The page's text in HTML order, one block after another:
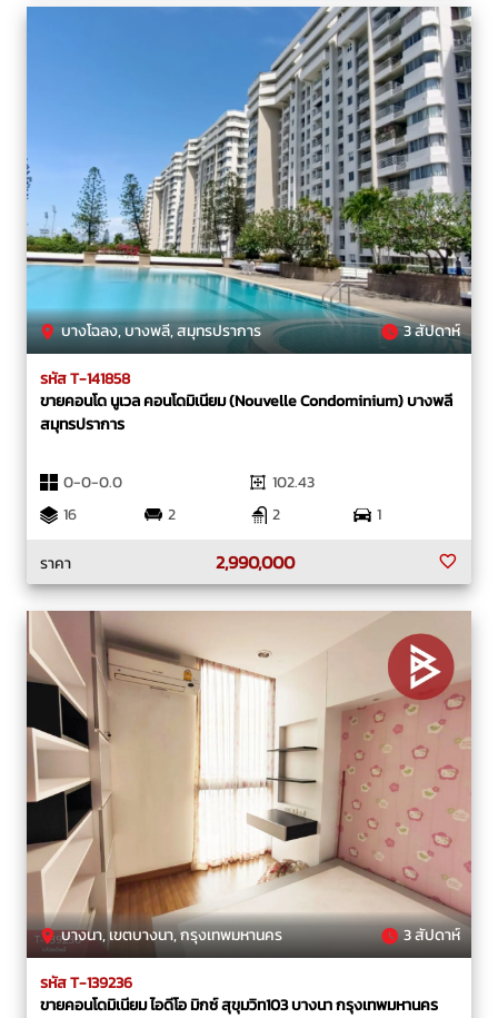
บางโฉลง, บางพลี, สมุทรปราการ 3 สัปดาห์
รหัส T-141858
ขายคอนโด นูเวล คอนโดมิเนียม (Nouvelle Condominium) บางพลี
สมุทรปราการ
0-0-0.0
102.43
16
2 2
1
ราคา
2,990,000
บางนา, เขตบางนา, กรุงเทพมหานคร 3 สัปดาห์
รหัส T-139236
ขายคอนโดมิเนียม ไอดีโอ มิกซ์ สุขุมวิท103 บางนา กรุงเทพมหานคร